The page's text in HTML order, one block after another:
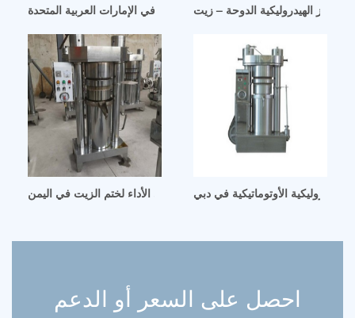
آلة ضغط زيت فول الصويا الهيدروليكية في الإمارات العربية المتحدة
الجوز الهيدروليكية الدوحة – زيت
مكبس هيدروليكي أزرق عالي الأداء لختم الزيت في اليمن
الأوتوماتيكية في دبي
احصل على السعر أو الدعم